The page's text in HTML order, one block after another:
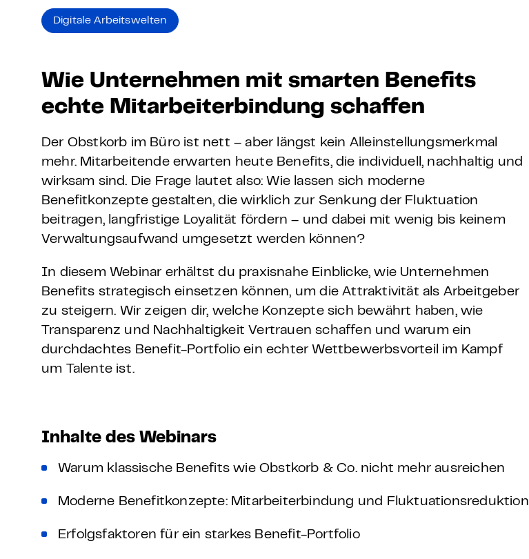
Product Design Bootcamp
Product Management Bootcamp
Digitale Arbeitswelten
Wie Unternehmen mit smarten Benefits
echte Mitarbeiterbindung schaffen
Der Obstkorb im Büro ist nett – aber längst kein Alleinstellungsmerkmal
mehr. Mitarbeitende erwarten heute Benefits, die individuell, nachhaltig und
wirksam sind. Die Frage lautet also: Wie lassen sich moderne
Benefitkonzepte gestalten, die wirklich zur Senkung der Fluktuation
beitragen, langfristige Loyalität fördern – und dabei mit wenig bis keinem
Verwaltungsaufwand umgesetzt werden können?
In diesem Webinar erhältst du praxisnahe Einblicke, wie Unternehmen
Benefits strategisch einsetzen können, um die Attraktivität als Arbeitgeber
zu steigern. Wir zeigen dir, welche Konzepte sich bewährt haben, wie
Transparenz und Nachhaltigkeit Vertrauen schaffen und warum ein
durchdachtes Benefit-Portfolio ein echter Wettbewerbsvorteil im Kampf
um Talente ist.
Inhalte des Webinars
Warum klassische Benefits wie Obstkorb & Co. nicht mehr ausreichen
Moderne Benefitkonzepte: Mitarbeiterbindung und Fluktuationsreduktion
Erfolgsfaktoren für ein starkes Benefit-Portfolio